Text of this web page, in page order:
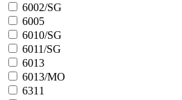
6002/SG
6005
6010/SG
6011/SG
6013
6013/MO
6311